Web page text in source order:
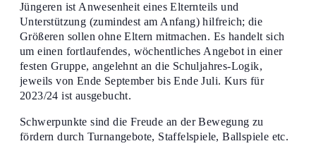
Jüngeren ist Anwesenheit eines Elternteils und
Unterstützung (zumindest am Anfang) hilfreich; die
Größeren sollen ohne Eltern mitmachen. Es handelt sich
um einen fortlaufendes, wöchentliches Angebot in einer
festen Gruppe, angelehnt an die Schuljahres-Logik,
jeweils von Ende September bis Ende Juli. Kurs für
2023/24 ist ausgebucht.
Schwerpunkte sind die Freude an der Bewegung zu
fördern durch Turnangebote, Staffelspiele, Ballspiele etc.